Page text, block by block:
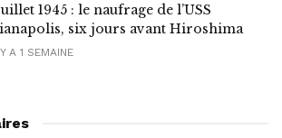
1945 : le naufrage de l’USS
six jours avant Hiroshima
A 1 SEMAINE